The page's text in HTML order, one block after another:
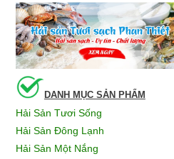
DANH MỤC SẢN PHẨM
Hải Sản Tươi Sống
Hải Sản Đông Lạnh
Hải Sản Một Nắng